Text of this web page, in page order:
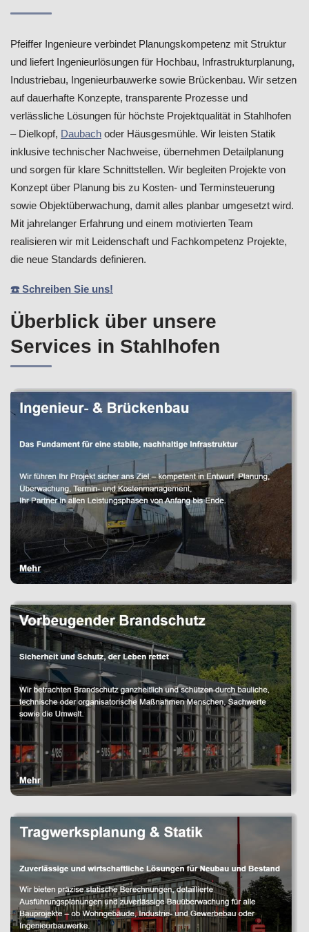
Pfeiffer Ingenieure verbindet Planungskompetenz mit Struktur
und liefert Ingenieurlösungen für Hochbau, Infrastrukturplanung,
Industriebau, Ingenieurbauwerke sowie Brückenbau. Wir setzen
auf dauerhafte Konzepte, transparente Prozesse und
verlässliche Lösungen für höchste Projektqualität in Stahlhofen
– Dielkopf, Daubach oder Häusgesmühle. Wir leisten Statik
inklusive technischer Nachweise, übernehmen Detailplanung
und sorgen für klare Schnittstellen. Wir begleiten Projekte von
Konzept über Planung bis zu Kosten- und Terminsteuerung
sowie Objektüberwachung, damit alles planbar umgesetzt wird.
Mit jahrelanger Erfahrung und einem motivierten Team
realisieren wir mit Leidenschaft und Fachkompetenz Projekte,
die neue Standards definieren.
☎️ Schreiben Sie uns!
Überblick über unsere
Services in Stahlhofen